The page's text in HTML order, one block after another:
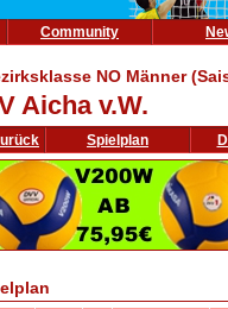
Community
NO Männer
Aicha v.W.
Spielplan